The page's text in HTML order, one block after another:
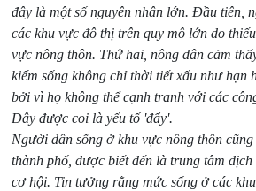
đây là một số nguyên nhân lớn. Đầu tiên,
các khu vực đô thị trên quy mô lớn do
vực nông thôn. Thứ hai, nông dân cảm
kiếm sống không chỉ thời tiết xấu như hạn
bởi vì họ không thể cạnh tranh với các
Đây được coi là yếu tố 'đẩy'.
Người dân sống ở khu vực nông thôn
thành phố, được biết đến là trung tâm
cơ hội. Tin tưởng rằng mức sống ở các